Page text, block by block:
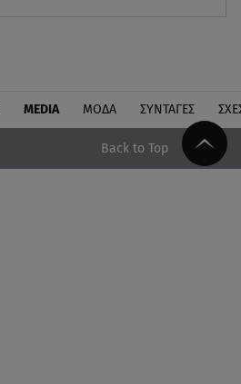
MEDIA ΜΟΔΑ ΣΥΝΤΑΓΕΣ
Back to Top